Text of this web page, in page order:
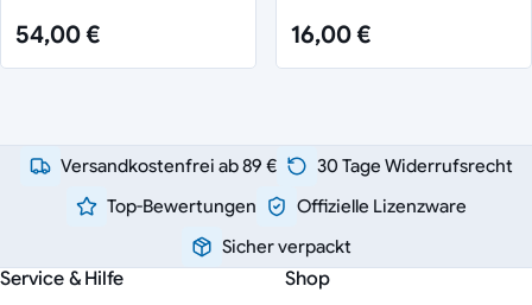
54,00 € 16,00 €
Versandkostenfrei ab 89 €
30 Tage Widerrufsrecht
Top-Bewertungen
Offizielle Lizenzware
Sicher verpackt
Service & Hilfe Shop